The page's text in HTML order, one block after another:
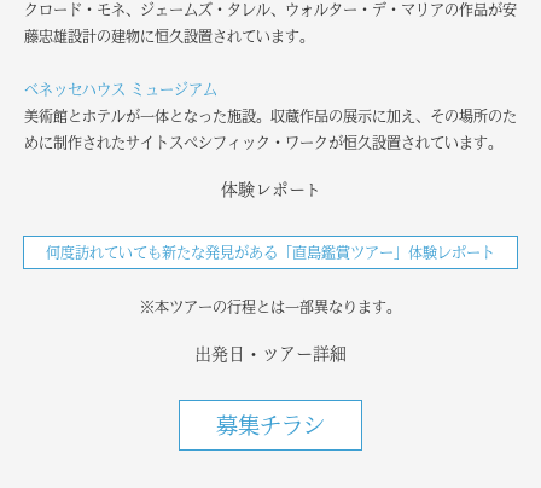
クロード・モネ、ジェームズ・タレル、ウォルター・デ・マリアの作品が安
藤忠雄設計の建物に恒久設置されています。
ベネッセハウス ミュージアム
美術館とホテルが一体となった施設。収蔵作品の展示に加え、その場所のた
めに制作されたサイトスペシフィック・ワークが恒久設置されています。
体験レポート
何度訪れていても新たな発見がある「直島鑑賞ツアー」体験レポート
※本ツアーの行程とは一部異なります。
出発日・ツアー詳細
募集チラシ